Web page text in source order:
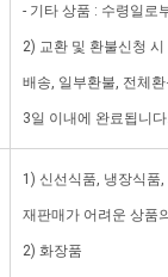
- 기타 상품 : 수령일로
2) 교환 및 환불신청
배송, 일부환불, 전체
3일 이내에 완료됩니
1) 신선식품, 냉장식품
재판매가 어려운 상품
2) 화장품